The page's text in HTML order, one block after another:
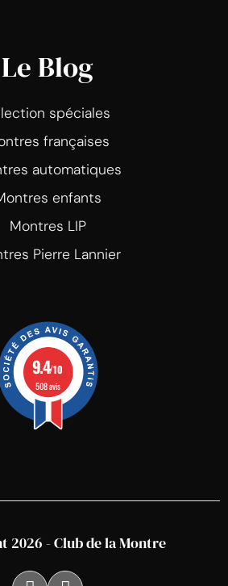
Le Blog
spéciales
françaises
automatiques
enfants
Montres LIP
Pierre Lannier
9.4/10
508 avis
2026 - Club de la Montre